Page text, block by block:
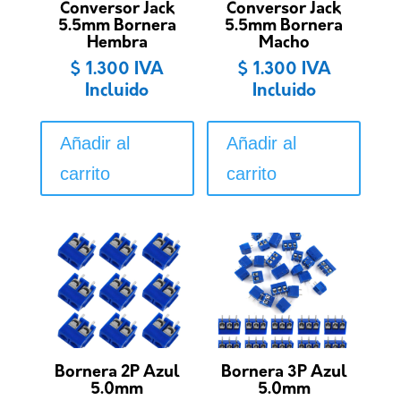
Conversor Jack
5.5mm Bornera
Hembra
$ 1.300 IVA
Incluido
Añadir al
carrito
Conversor Jack
5.5mm Bornera
Macho
$ 1.300 IVA
Incluido
Añadir al
carrito
Bornera 2P Azul
5.0mm
Bornera 3P Azul
5.0mm